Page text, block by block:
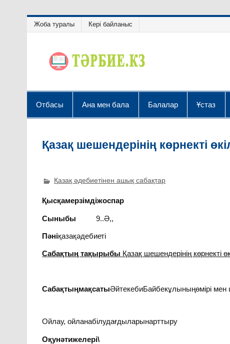
Жоба туралы Кері байланыс
Отбасы Ана мен бала Балалар Ұстаз
Қазақ шешендерінің көрнекті
Қазақ әдебиетінен ашық сабақтар
Қысқамерзімдіжоспар
Сыныбы 9..Ә,,
Пәніқазақәдебиеті
Сабақтың тақырыбы Қазақ шешендерінің көрнекті
СабақтыңмақсатыӘйтекебиБайбекұлыныңөмірі
Ойлау, ойланабілудағдыларынарттыру
Оқунәтижелері\